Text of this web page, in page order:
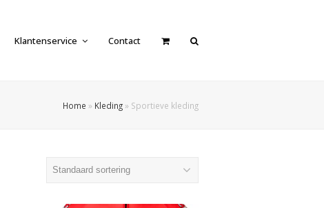
Klantenservice Contact
Home » Kleding » Sportieve kleding